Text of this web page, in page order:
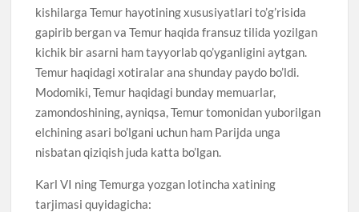
kishilarga Temur hayotining xususiyatlari to’g’risida
gapirib bergan va Temur haqida fransuz tilida yozilgan
kichik bir asarni ham tayyorlab qo’yganligini aytgan.
Temur haqidagi xotiralar ana shunday paydo bo’ldi.
Modomiki, Temur haqidagi bunday memuarlar,
zamondoshining, ayniqsa, Temur tomonidan yuborilgan
elchining asari bo’lgani uchun ham Parijda unga
nisbatan qiziqish juda katta bo’lgan.
Karl VI ning Temurga yozgan lotincha xatining
tarjimasi quyidagicha: